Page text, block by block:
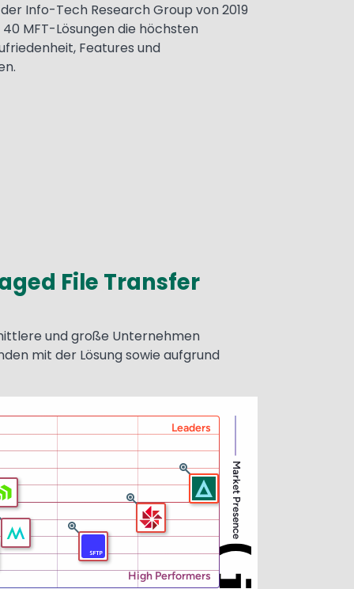
Info-Tech Research Group von 2019
MFT-Lösungen die höchsten
Features und
File Transfer
und große Unternehmen
mit der Lösung sowie aufgrund